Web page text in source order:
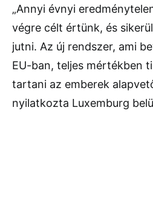
„Annyi évnyi
végre célt értünk, és
jutni. Az új rendszer, ami
EU-ban, teljes mértékben
tartani az emberek
nyilatkozta Luxemburg